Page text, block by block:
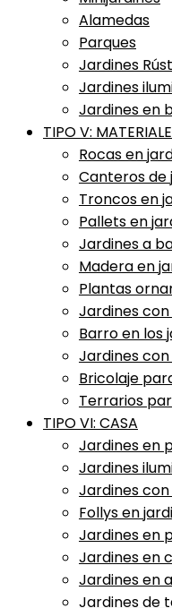
Alamedas
Parques
Jardines
Jardines
Jardines en
TIPO V:
Rocas en
Canteros de
Troncos en
Pallets en
Jardines a
Madera en
Plantas
Jardines
Barro en los
Jardines
Bricolaje
Terrarios
TIPO VI: CASA
Jardines en
Jardines
Jardines
Follys en
Jardines en
Jardines en
Jardines en
Jardines de